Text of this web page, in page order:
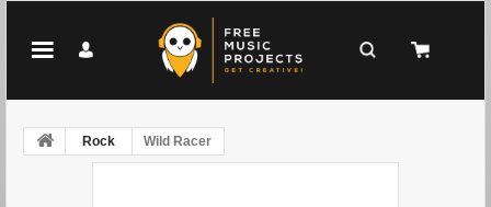
Rock Wild Racer